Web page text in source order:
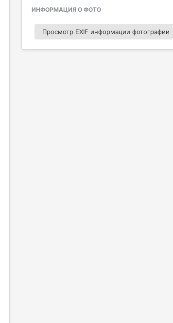
ИНФОРМАЦИЯ О ФОТО
Просмотр EXIF информации фотографии